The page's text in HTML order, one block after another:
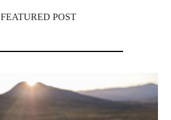
FEATURED POST